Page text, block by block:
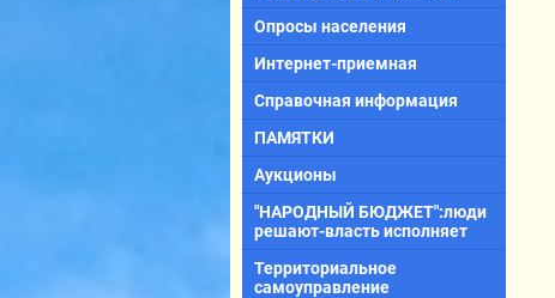
Опросы населения
Интернет-приемная
Справочная информация
ПАМЯТКИ
Аукционы
"НАРОДНЫЙ БЮДЖЕТ":люди
решают-власть исполняет
Территориальное
самоуправление